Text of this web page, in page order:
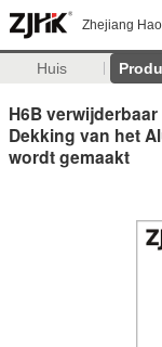
Zhejiang
Huis
H6B
Dekking van het
wordt gemaakt